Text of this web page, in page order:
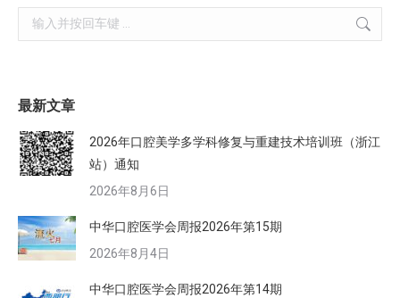
Search:
最新文章
2026年口腔美学多学科修复与重建技术培训班（浙江
站）通知
2026年8月6日
中华口腔医学会周报2026年第15期
2026年8月4日
中华口腔医学会周报2026年第14期